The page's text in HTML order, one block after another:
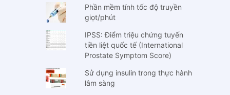
Phần mềm tính tốc độ truyền
giọt/phút
IPSS: Điểm triệu chứng tuyến
tiền liệt quốc tế (International
Prostate Symptom Score)
Sử dụng insulin trong thực hành
lâm sàng